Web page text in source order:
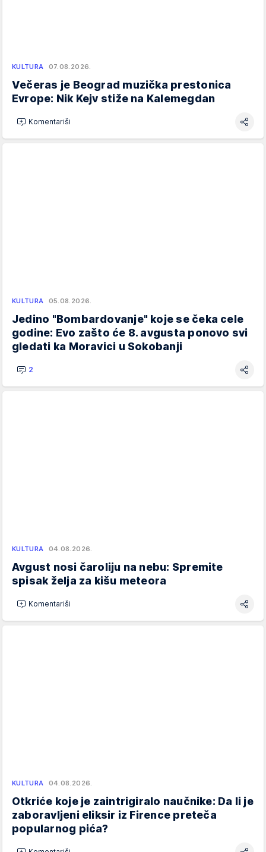
KULTURA 07.08.2026.
Večeras je Beograd muzička prestonica
Evrope: Nik Kejv stiže na Kalemegdan
Komentariši
KULTURA 05.08.2026.
Jedino "Bombardovanje" koje se čeka cele
godine: Evo zašto će 8. avgusta ponovo svi
gledati ka Moravici u Sokobanji
2
KULTURA 04.08.2026.
Avgust nosi čaroliju na nebu: Spremite
spisak želja za kišu meteora
Komentariši
KULTURA 04.08.2026.
Otkriće koje je zaintrigiralo naučnike: Da li je
zaboravljeni eliksir iz Firence preteča
popularnog pića?